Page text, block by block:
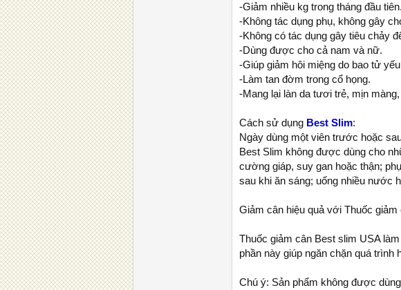
-Giảm nhiều kg trong tháng đầu tiên.
-Không tác dụng phụ, không gây
-Không có tác dụng gây tiêu chảy
-Dùng được cho cả nam và nữ.
-Giúp giảm hôi miệng do bao tử
-Làm tan đờm trong cổ họng.
-Mang lại làn da tươi trẻ, mịn
Cách sử dụng Best Slim:
Ngày dùng một viên trước hoặc
Best Slim không được dùng cho
cường giáp, suy gan hoặc thận;
sau khi ăn sáng; uống nhiều nước
Giảm cân hiệu quả với Thuốc
Thuốc giảm cân Best slim USA
phần này giúp ngăn chặn quá trình
Chú ý: Sản phẩm không được